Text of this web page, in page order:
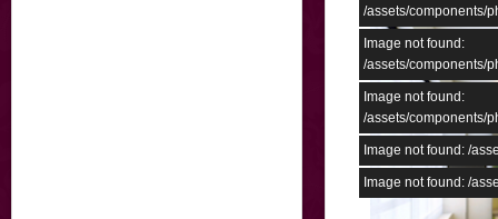
/assets/components/
Image not found:
/assets/components/
Image not found:
/assets/components/
Image not found: /
Image not found: /